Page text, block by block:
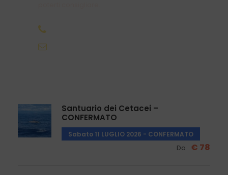
Santuario dei Cetacei –
CONFERMATO
Sabato 11 LUGLIO 2026 - CONFERMATO
Da € 78